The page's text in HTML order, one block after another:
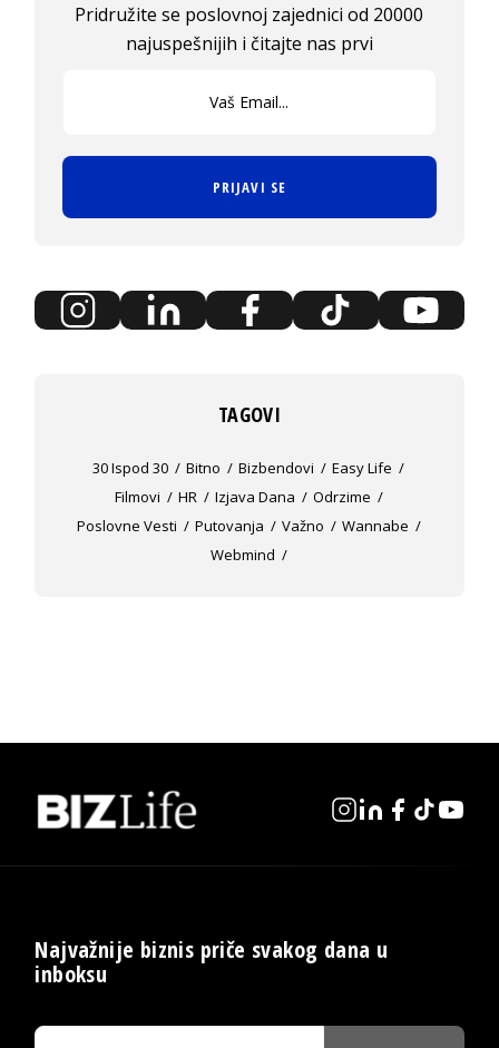
Pridružite se poslovnoj zajednici od 20000
najuspešnijih i čitajte nas prvi
PRIJAVI SE
TAGOVI
30 Ispod 30 Bitno Bizbendovi
Easy Life
Filmovi
HR Izjava Dana
Odrzime
Poslovne Vesti
Putovanja Važno
Wannabe
Webmind
Najvažnije biznis priče svakog dana u
inboksu